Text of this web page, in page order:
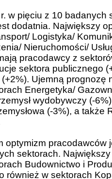
w pięciu z 10 badanych
dodatnia. Największy
Logistyka/
Nieruchomości/
pracodawcy z
sektora publicznego
Ujemną prognozę
Energetyka/
wydobywczy (-
(-3%), a także
optymizm pracodawców
sektorach.
Budownictwo i
również w sektorach